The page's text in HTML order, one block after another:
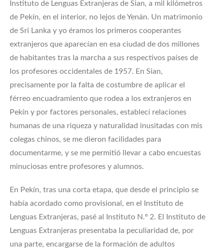
Instituto de Lenguas Extranjeras de Sian, a mil kilómetros
de Pekín, en el interior, no lejos de Yenán. Un matrimonio
de Sri Lanka y yo éramos los primeros cooperantes
extranjeros que aparecían en esa ciudad de dos millones
de habitantes tras la marcha a sus respectivos países de
los profesores occidentales de 1957. En Sian,
precisamente por la falta de costumbre de aplicar el
férreo encuadramiento que rodea a los extranjeros en
Pekín y por factores personales, establecí relaciones
humanas de una riqueza y naturalidad inusitadas con mis
colegas chinos, se me dieron facilidades para
documentarme, y se me permitió llevar a cabo encuestas
minuciosas entre profesores y alumnos.
En Pekín, tras una corta etapa, que desde el principio se
había acordado como provisional, en el Instituto de
Lenguas Extranjeras, pasé al Instituto N.º 2. El Instituto de
Lenguas Extranjeras presentaba la peculiaridad de, por
una parte, encargarse de la formación de adultos